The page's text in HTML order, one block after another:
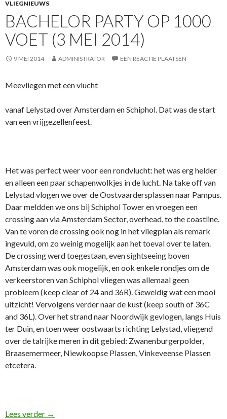
VLIEGNIEUWS
BACHELOR PARTY OP 1000
VOET (3 MEI 2014)
9 MEI 2014 ADMINISTRATOR EEN REACTIE PLAATSEN
Meevliegen met een vlucht
vanaf Lelystad over Amsterdam en Schiphol. Dat was de start
van een vrijgezellenfeest.
Het was perfect weer voor een rondvlucht: het was erg helder
en alleen een paar schapenwolkjes in de lucht. Na take off van
Lelystad vlogen we over de Oostvaardersplassen naar Pampus.
Daar meldden we ons bij Schiphol Tower en vroegen een
crossing aan via Amsterdam Sector, overhead, to the coastline.
Van te voren de crossing ook nog in het vliegplan als remark
ingevuld, om zo weinig mogelijk aan het toeval over te laten.
De crossing werd toegestaan, even sightseeing boven
Amsterdam was ook mogelijk, en ook enkele rondjes om de
verkeerstoren van Schiphol vliegen was allemaal geen
probleem (keep clear of 24 and 36R). Geweldig wat een mooi
uitzicht! Vervolgens verder naar de kust (keep south of 36C
and 36L). Over het strand naar Noordwijk gevlogen, langs Huis
ter Duin, en toen weer oostwaarts richting Lelystad, vliegend
over de talrijke meren in dit gebied: Zwanenburgerpolder,
Braasemermeer, Niewkoopse Plassen, Vinkeveense Plassen
etcetera.
Lees verder Bachelor party op 1000 voet (3 mei 2014)
→